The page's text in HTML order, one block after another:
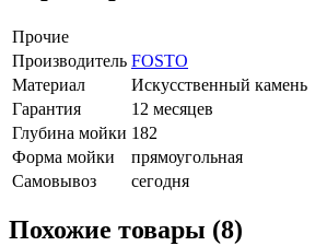
Прочие
Производитель FOSTO
Материал
Искусственный камень
Гарантия
12 месяцев
Глубина мойки 182
Форма мойки
прямоугольная
Самовывоз
сегодня
Похожие товары (8)